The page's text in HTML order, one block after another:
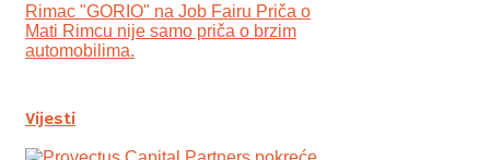
Rimac "GORIO" na Job Fairu Priča o
Mati Rimcu nije samo priča o brzim
automobilima.
Vijesti